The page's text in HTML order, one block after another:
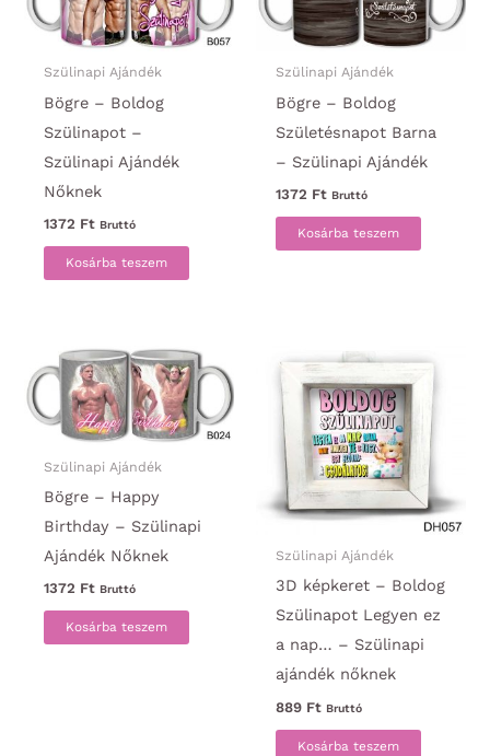
Szülinapi Ajándék
Bögre – Boldog
Szülinapot –
Szülinapi Ajándék
Nőknek
1372 Ft Bruttó
Kosárba teszem
Szülinapi Ajándék
Bögre – Boldog
Születésnapot Barna
– Szülinapi Ajándék
1372 Ft Bruttó
Kosárba teszem
Szülinapi Ajándék
Bögre – Happy
Birthday – Szülinapi
Ajándék Nőknek
1372 Ft Bruttó
Kosárba teszem
Szülinapi Ajándék
3D képkeret – Boldog
Szülinapot Legyen ez
a nap… – Szülinapi
ajándék nőknek
889 Ft Bruttó
Kosárba teszem